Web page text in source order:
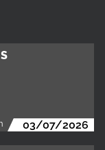
03/07/2026